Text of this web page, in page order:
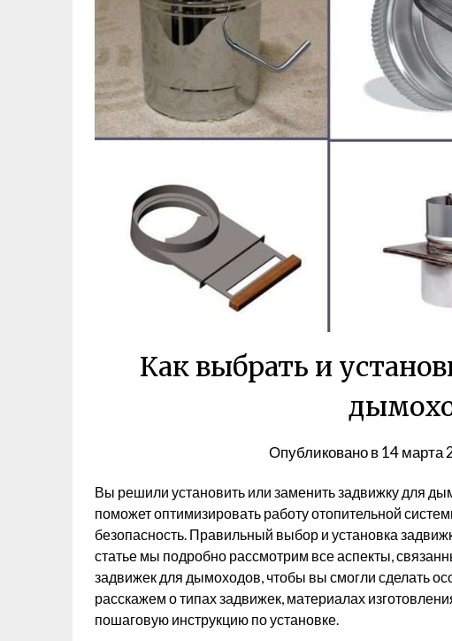
Как выбрать и
Опубликовано в14 марта
Вы решили установить или заменить задвижку для
поможет оптимизировать работу отопительной
безопасность. Правильный выбор и установка
статье мы подробно рассмотрим все аспекты,
задвижек для дымоходов, чтобы вы смогли сделать
расскажем о типах задвижек, материалах
пошаговую инструкцию по установке.